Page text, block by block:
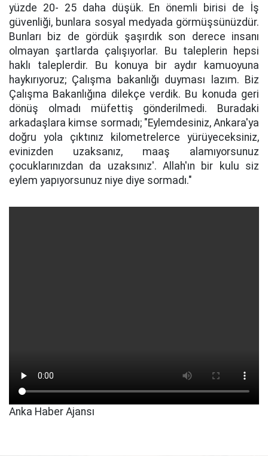
yüzde 20- 25 daha düşük. En önemli birisi de İş
güvenliği, bunlara sosyal medyada görmüşsünüzdür.
Bunları biz de gördük şaşırdık son derece insanı
olmayan şartlarda çalışıyorlar. Bu taleplerin hepsi
haklı taleplerdir. Bu konuya bir aydır kamuoyuna
haykırıyoruz; Çalışma bakanlığı duyması lazım. Biz
Çalışma Bakanlığına dilekçe verdik. Bu konuda geri
dönüş olmadı müfettiş gönderilmedi. Buradaki
arkadaşlara kimse sormadı; "Eylemdesiniz, Ankara'ya
doğru yola çıktınız kilometrelerce yürüyeceksiniz,
evinizden uzaksanız, maaş alamıyorsunuz
çocuklarınızdan da uzaksınız'. Allah'ın bir kulu siz
eylem yapıyorsunuz niye diye sormadı."
Anka Haber Ajansı